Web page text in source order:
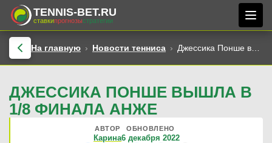
TENNIS-BET.RU
ставкипрогнозыстратегии
На главную Новости тенниса Джессика Понше вышла в 1/8 финала Анже
ДЖЕССИКА ПОНШЕ ВЫШЛА В
1/8 ФИНАЛА АНЖЕ
АВТОР
Карина
ОБНОВЛЕНО
6 декабря 2022